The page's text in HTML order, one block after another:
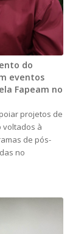
do
eventos
Fapeam no
projetos de
voltados à
de pós-
no